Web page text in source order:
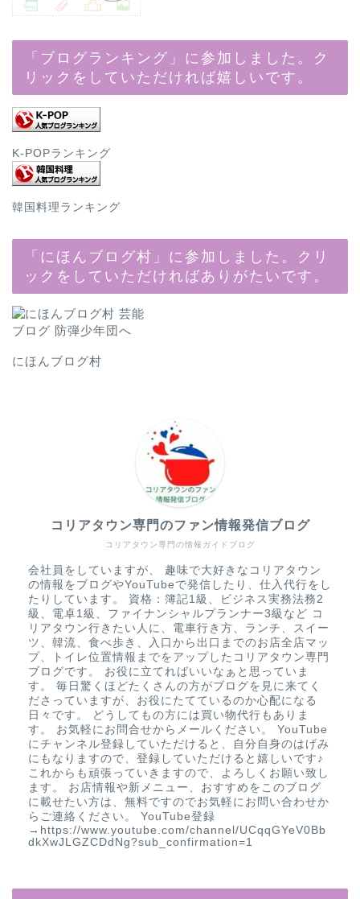
「ブログランキング」に参加しました。ク
リックをしていただければ嬉しいです。
K-POPランキング
韓国料理ランキング
「にほんブログ村」に参加しました。クリ
ックをしていただければありがたいです。
にほんブログ村
コリアタウン専門の情報ガイドブログ
コリアタウン専門のファン情報発信ブログ
会社員をしていますが、 趣味で大好きなコリアタウン
の情報をブログやYouTubeで発信したり、仕入代行をし
たりしています。 資格：簿記1級、ビジネス実務法務2
級、電卓1級、ファイナンシャルプランナー3級など コ
リアタウン行きたい人に、電車行き方、ランチ、スイー
ツ、韓流、食べ歩き、入口から出口までのお店全店マッ
プ、トイレ位置情報までをアップしたコリアタウン専門
ブログです。 お役に立てればいいなぁと思っていま
す。 毎日驚くほどたくさんの方がブログを見に来てく
ださっていますが、お役にたてているのか心配になる
日々です。 どうしてもの方には買い物代行もありま
す。 お気軽にお問合せからメールください。 YouTube
にチャンネル登録していただけると、自分自身のはげみ
にもなりますので、登録していただけると嬉しいです♪
これからも頑張っていきますので、よろしくお願い致し
ます。 お店情報や新メニュー、おすすめをこのブログ
に載せたい方は、無料ですのでお気軽にお問い合わせか
らご連絡ください。 YouTube登録
→https://www.youtube.com/channel/UCqqGYeV0Bb
dkXwJLGZCDdNg?sub_confirmation=1